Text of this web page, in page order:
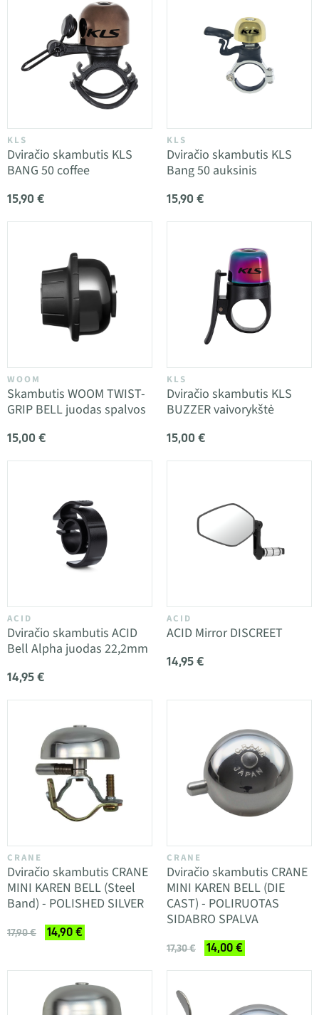
KLS
Dviračio skambutis KLS
BANG 50 coffee
15,90 €
KLS
Dviračio skambutis KLS
Bang 50 auksinis
15,90 €
WOOM
Skambutis WOOM TWIST-
GRIP BELL juodas spalvos
15,00 €
KLS
Dviračio skambutis KLS
BUZZER vaivorykštė
15,00 €
ACID
Dviračio skambutis ACID
Bell Alpha juodas 22,2mm
14,95 €
ACID
ACID Mirror DISCREET
14,95 €
CRANE
Dviračio skambutis CRANE
MINI KAREN BELL (Steel
Band) - POLISHED SILVER
17,90 € 14,90 €
CRANE
Dviračio skambutis CRANE
MINI KAREN BELL (DIE
CAST) - POLIRUOTAS
SIDABRO SPALVA
17,30 € 14,00 €